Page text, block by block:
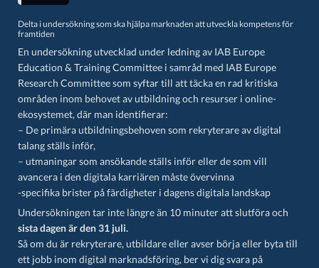
Delta i undersökning som ska hjälpa marknaden att utveckla kompetens för
framtiden
En undersökning utvecklad under ledning av IAB Europe
Education & Training Committee i samråd med IAB Europe
Research Committee som syftar till att täcka en rad kritiska
områden inom behovet av utbildning och resurser i online-
ekosystemet, där man identifierar:
– De primära utbildningsbehoven som rekryterare av digital
talang ställs inför,
– utmaningar som ansökande ställs inför eller de som vill
avancera i den digitala karriären måste övervinna
-specifika brister på färdigheter i dagens digitala landskap
Undersökningen tar inte längre än 10 minuter att slutföra och
sista dagen är den 31 juli.
Så om du är rekryterare, utbildare eller avser börja eller byta till
ett jobb inom digital marknadsföring, ber vi dig svara på